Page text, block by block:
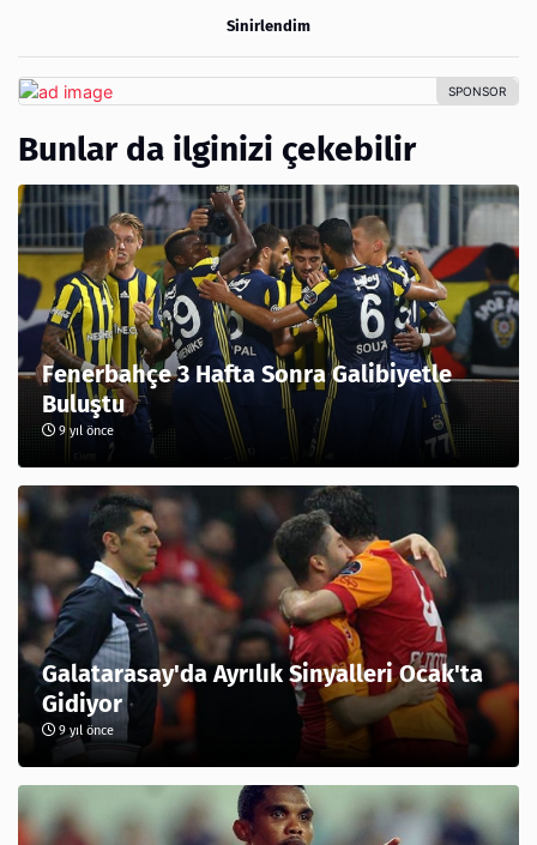
Sinirlendim
Bunlar da ilginizi çekebilir
Fenerbahçe 3 Hafta Sonra Galibiyetle
Buluştu
9 yıl önce
Galatarasay'da Ayrılık Sinyalleri Ocak'ta
Gidiyor
9 yıl önce